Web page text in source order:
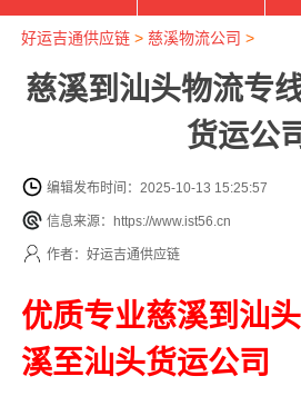
好运吉通供应链> 慈溪物流公司 >
慈溪到汕头物流专
货运公
编辑发布时间：2025-10-13 15:25:57
信息来源：https://www.ist56.cn
作者：好运吉通供应链
优质专业慈溪到汕
溪至汕头货运公司